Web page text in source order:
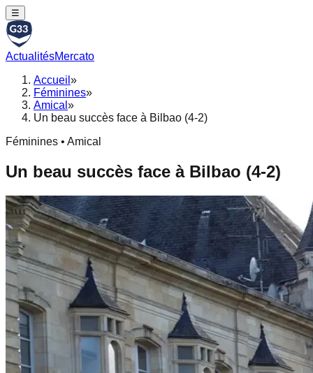
☰
ActualitésMercato
Accueil »
Féminines»
Amical »
Un beau succès face à Bilbao (4-2)
Féminines • Amical
Un beau succès face à Bilbao (4-2)